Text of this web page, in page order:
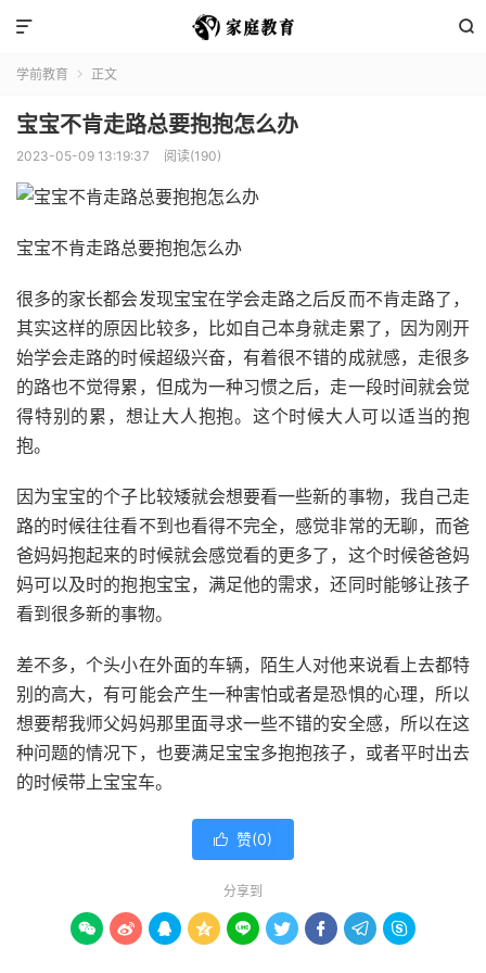


学前教育  正文
宝宝不肯走路总要抱抱怎么办
2023-05-09 13:19:37 阅读(190)
宝宝不肯走路总要抱抱怎么办
很多的家长都会发现宝宝在学会走路之后反而不肯走路了，
其实这样的原因比较多，比如自己本身就走累了，因为刚开
始学会走路的时候超级兴奋，有着很不错的成就感，走很多
的路也不觉得累，但成为一种习惯之后，走一段时间就会觉
得特别的累，想让大人抱抱。这个时候大人可以适当的抱
抱。
因为宝宝的个子比较矮就会想要看一些新的事物，我自己走
路的时候往往看不到也看得不完全，感觉非常的无聊，而爸
爸妈妈抱起来的时候就会感觉看的更多了，这个时候爸爸妈
妈可以及时的抱抱宝宝，满足他的需求，还同时能够让孩子
看到很多新的事物。
差不多，个头小在外面的车辆，陌生人对他来说看上去都特
别的高大，有可能会产生一种害怕或者是恐惧的心理，所以
想要帮我师父妈妈那里面寻求一些不错的安全感，所以在这
种问题的情况下，也要满足宝宝多抱抱孩子，或者平时出去
的时候带上宝宝车。
 赞(0)
分享到
        